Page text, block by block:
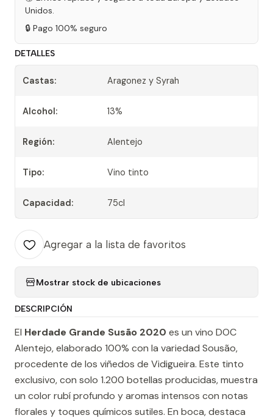
Unidos.
🔒 Pago 100% seguro
DETALLES
Castas: Aragonez y Syrah
Alcohol: 13%
Región: Alentejo
Tipo: Vino tinto
Capacidad: 75cl
Agregar a la lista de favoritos
Mostrar stock de ubicaciones
DESCRIPCIÓN
El Herdade Grande Susão 2020 es un vino DOC
Alentejo, elaborado 100% con la variedad Sousão,
procedente de los viñedos de Vidigueira. Este tinto
exclusivo, con solo 1.200 botellas producidas, muestra
un color rubí profundo y aromas intensos con notas
florales y toques químicos sutiles. En boca, destaca